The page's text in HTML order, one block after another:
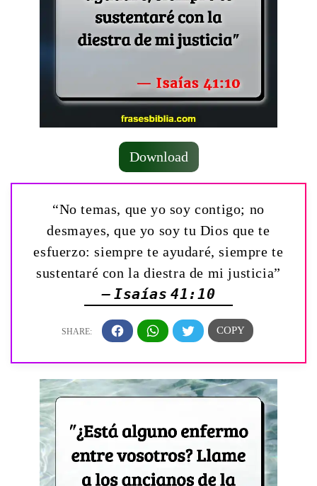
Download
“No temas, que yo soy contigo; no
desmayes, que yo soy tu Dios que te
esfuerzo: siempre te ayudaré, siempre te
sustentaré con la diestra de mi justicia”
— Isaías 41:10